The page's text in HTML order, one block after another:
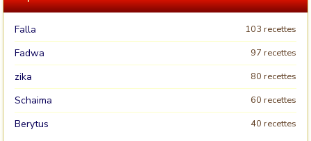
Falla 103 recettes
Fadwa 97 recettes
zika 80 recettes
Schaima 60 recettes
Berytus
40 recettes